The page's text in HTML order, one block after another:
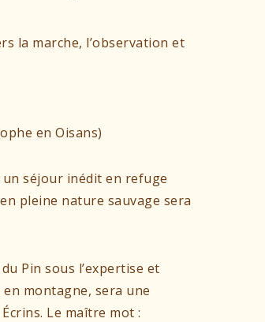
la marche, l’observation et
en Oisans)
un séjour inédit en refuge
pleine nature sauvage sera
Pin sous l’expertise et
montagne, sera une
Le maître mot :